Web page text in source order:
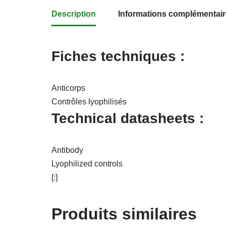
Description Informations
Fiches techniques :
Anticorps
Contrôles lyophilisés
Technical datasheets :
Antibody
Lyophilized controls
[:]
Produits similaires